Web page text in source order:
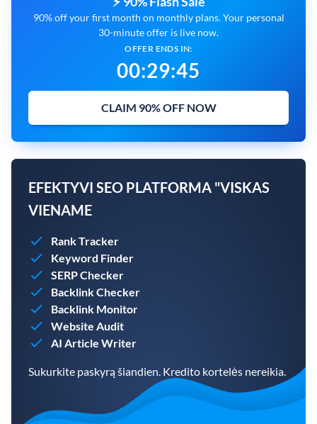
90% off your first month on monthly plans. Your personal
30-minute offer is live now.
OFFER ENDS IN:
00:29:44
CLAIM 90% OFF NOW
EFEKTYVI SEO PLATFORMA "VISKAS
VIENAME
Rank Tracker
Keyword Finder
SERP Checker
Backlink Checker
Backlink Monitor
Website Audit
AI Article Writer
Sukurkite paskyrą šiandien. Kredito kortelės nereikia.